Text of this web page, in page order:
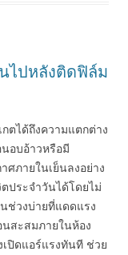
ไปหลังติดฟิล์ม
ตได้ถึงความแตกต่าง
อบอ้าวหรือมี
ศภายในเย็นลงอย่าง
ประจำวันได้โดยไม่
ช่วงบ่ายที่แดดแรง
สะสมภายในห้อง
ปิดแอร์แรงทันที ช่วย